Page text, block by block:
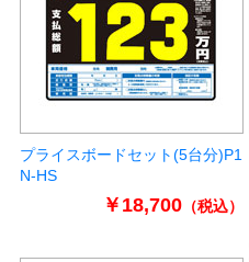
プライスボードセット(5台分)P1
N-HS
￥18,700（税込）